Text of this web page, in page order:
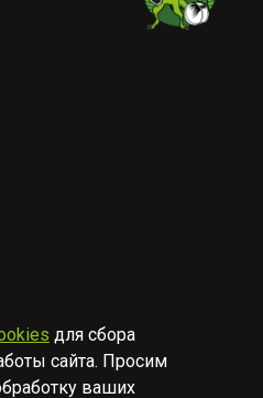
для сбора
сайта. Просим
ваших